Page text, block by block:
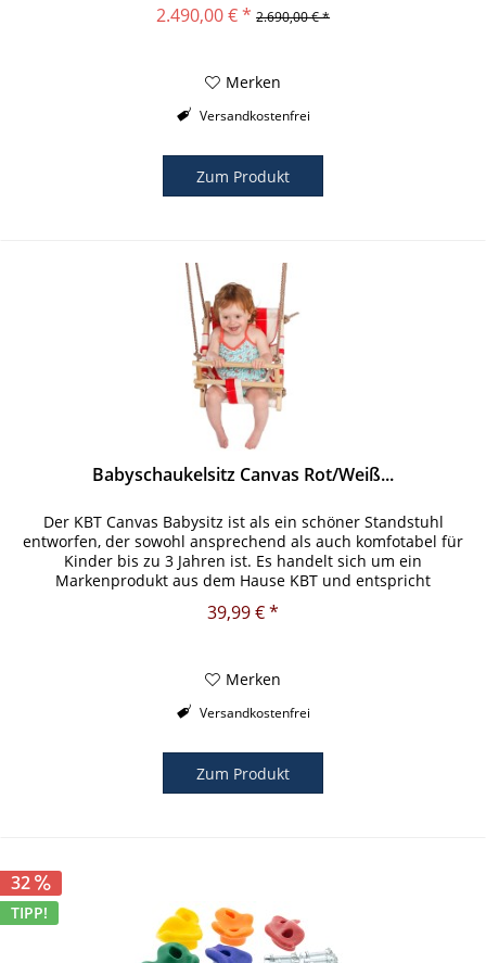
2.490,00 € * 2.690,00 € *
Merken
Versandkostenfrei
Zum Produkt
Babyschaukelsitz Canvas Rot/Weiß...
Der KBT Canvas Babysitz ist als ein schöner Standstuhl
entworfen, der sowohl ansprechend als auch komfotabel für
Kinder bis zu 3 Jahren ist. Es handelt sich um ein
Markenprodukt aus dem Hause KBT und entspricht
dementsprechend den...
39,99 € *
Merken
Versandkostenfrei
Zum Produkt
32
TIPP!